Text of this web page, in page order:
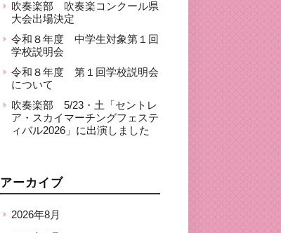
吹奏楽部 吹奏楽コンクール県
大会出場決定
令和８年度 中学生対象第１回
学校説明会
令和８年度 第１回学校説明会
について
吹奏楽部 5/23・土「セントレ
ア・スカイマーチングフェステ
ィバル2026」に出演しました
アーカイブ
2026年8月